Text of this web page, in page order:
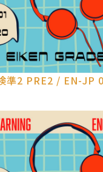
準2 PRE2 / EN-JP